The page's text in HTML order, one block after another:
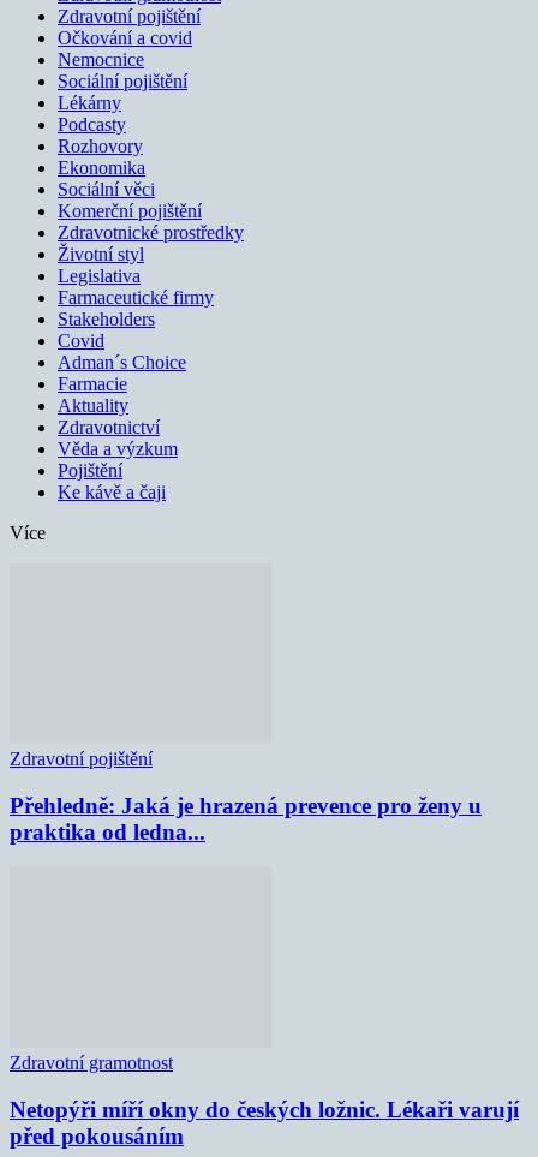
Zdravotní pojištění
Očkování a covid
Nemocnice
Sociální pojištění
Lékárny
Podcasty
Rozhovory
Ekonomika
Sociální věci
Komerční pojištění
Zdravotnické prostředky
Životní styl
Legislativa
Farmaceutické firmy
Stakeholders
Covid
Adman´s Choice
Farmacie
Aktuality
Zdravotnictví
Věda a výzkum
Pojištění
Ke kávě a čaji
Více
Zdravotní pojištění
Přehledně: Jaká je hrazená prevence pro ženy u
praktika od ledna...
Zdravotní gramotnost
Netopýři míří okny do českých ložnic. Lékaři varují
před pokousáním